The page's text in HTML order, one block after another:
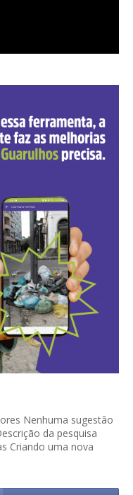
Nenhuma sugestão
da pesquisa
Criando uma nova